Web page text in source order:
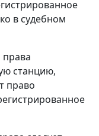
в судебном
станцию,
право